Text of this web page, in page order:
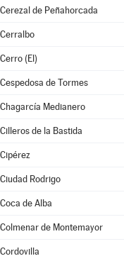
Cerezal de Peñahorcada
Cerralbo
Cerro (El)
Cespedosa de Tormes
Chagarcía Medianero
Cilleros de la Bastida
Cipérez
Ciudad Rodrigo
Coca de Alba
Colmenar de Montemayor
Cordovilla